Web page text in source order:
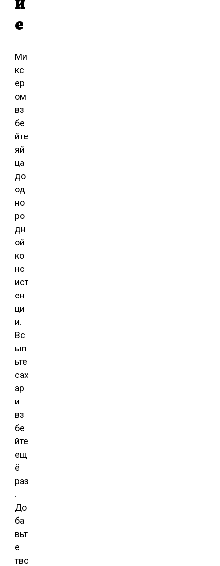
е
Ми
кс
ер
ом
вз
бе
йте
яй
ца
до
од
но
ро
дн
ой
ко
нс
ист
ен
ци
и.
Вс
ып
ьте
сах
ар
и
вз
бе
йте
ещ
ё
раз
.
До
ба
вьт
е
тво